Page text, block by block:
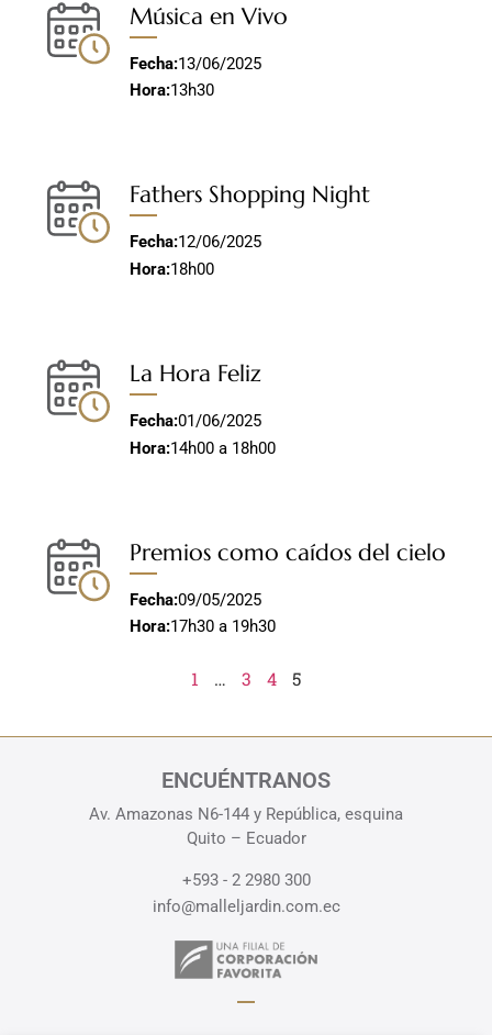
Música en Vivo
Fecha:13/06/2025
Hora:13h30
Fathers Shopping Night
Fecha:12/06/2025
Hora:18h00
La Hora Feliz
Fecha:01/06/2025
Hora:14h00 a 18h00
Premios como caídos del cielo
Fecha:09/05/2025
Hora:17h30 a 19h30
1 … 3 4 5
ENCUÉNTRANOS
Av. Amazonas N6-144 y República, esquina
Quito – Ecuador
+593 - 2 2980 300
info@malleljardin.com.ec